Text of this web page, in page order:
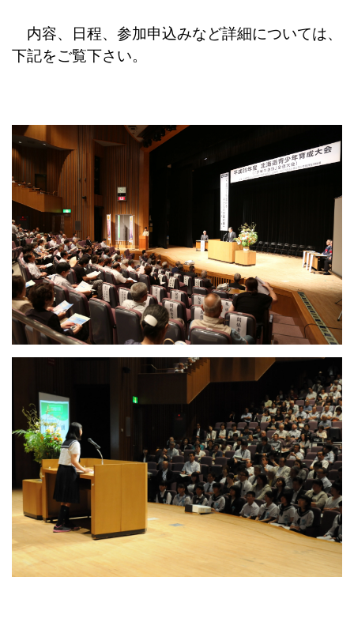
内容、日程、参加申込みなど詳細については、
下記をご覧下さい。